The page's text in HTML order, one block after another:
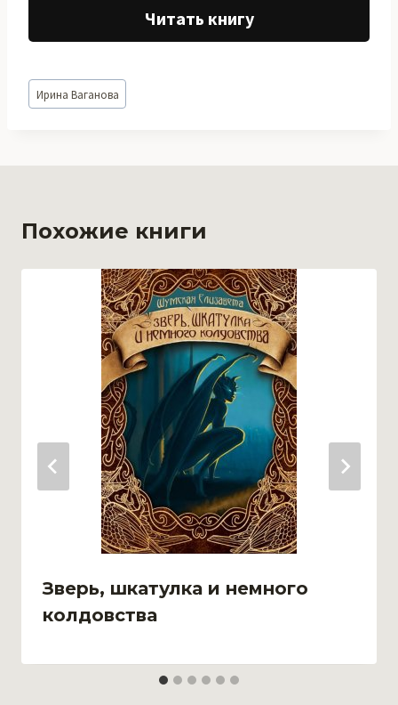
Читать книгу
Метки
записи:
Ирина Ваганова
Похожие книги
Зверь, шкатулка и немного
колдовства